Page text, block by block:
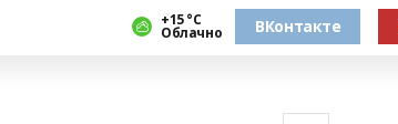
+15 °С
Облачно ВКонтакте